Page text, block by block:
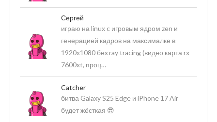
Сергей
играю на linux c игровым ядром zen и
генерацией кадров на максималке в
1920х1080 без ray tracing (видео карта rx
7600xt, проц…
Catcher
битва Galaxy S25 Edge и iPhone 17 Air
будет жёсткая 😎